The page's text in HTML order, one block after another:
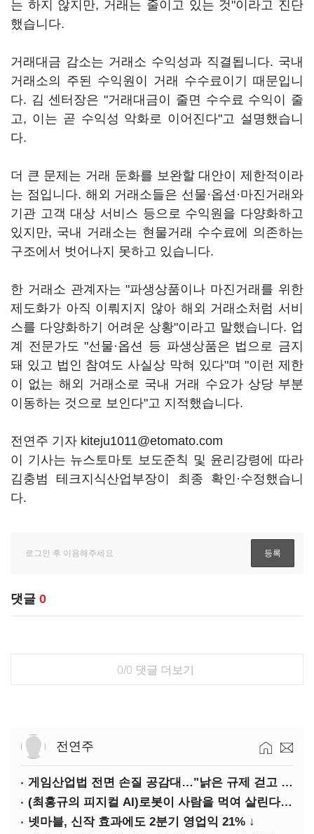
는 하지 않지만, 거래는 줄이고 있는 것"이라고 진단
했습니다.
거래대금 감소는 거래소 수익성과 직결됩니다. 국내
거래소의 주된 수익원이 거래 수수료이기 때문입니
다. 김 센터장은 "거래대금이 줄면 수수료 수익이 줄
고, 이는 곧 수익성 악화로 이어진다"고 설명했습니
다.
더 큰 문제는 거래 둔화를 보완할 대안이 제한적이라
는 점입니다. 해외 거래소들은 선물·옵션·마진거래와
기관 고객 대상 서비스 등으로 수익원을 다양화하고
있지만, 국내 거래소는 현물거래 수수료에 의존하는
구조에서 벗어나지 못하고 있습니다.
한 거래소 관계자는 "파생상품이나 마진거래를 위한
제도화가 아직 이뤄지지 않아 해외 거래소처럼 서비
스를 다양화하기 어려운 상황"이라고 말했습니다. 업
계 전문가도 "선물·옵션 등 파생상품은 법으로 금지
돼 있고 법인 참여도 사실상 막혀 있다"며 "이런 제한
이 없는 해외 거래소로 국내 거래 수요가 상당 부분
이동하는 것으로 보인다"고 지적했습니다.
전연주 기자 kiteju1011@etomato.com
이 기사는 뉴스토마토 보도준칙 및 윤리강령에 따라
김충범 테크지식산업부장이 최종 확인·수정했습니
다.
댓글 0
0/0 댓글 더보기
전연주
게임산업법 전면 손질 공감대…"낡은 규제 걷고 안전장치 촘촘히 해야"
(최홍규의 피지컬 AI)로봇이 사람을 먹여 살린다, 그런데 언제 먹여야 할지는 모른다
넷마블, 신작 효과에도 2분기 영업익 21% ↓